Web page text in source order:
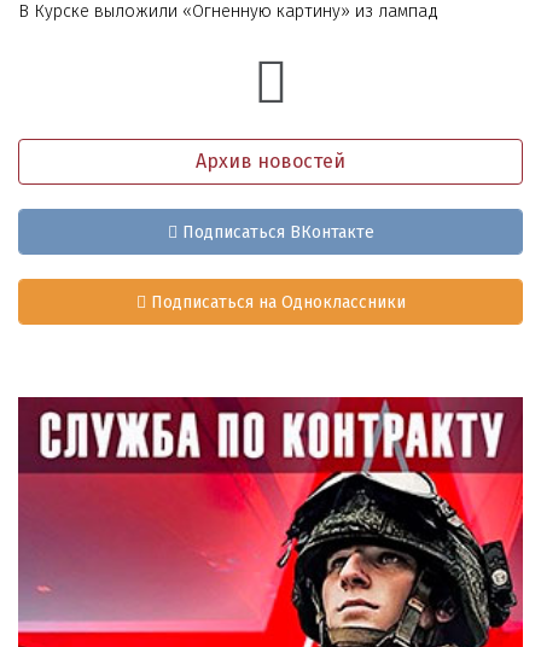
В Курске выложили «Огненную картину» из лампад
Архив новостей
Подписаться ВКонтакте
Подписаться на Одноклассники